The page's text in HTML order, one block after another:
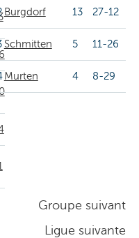
Burgdorf 13 27-12
Schmitten 5 11-26
Murten 4 8-29
Groupe suivant
Ligue suivante